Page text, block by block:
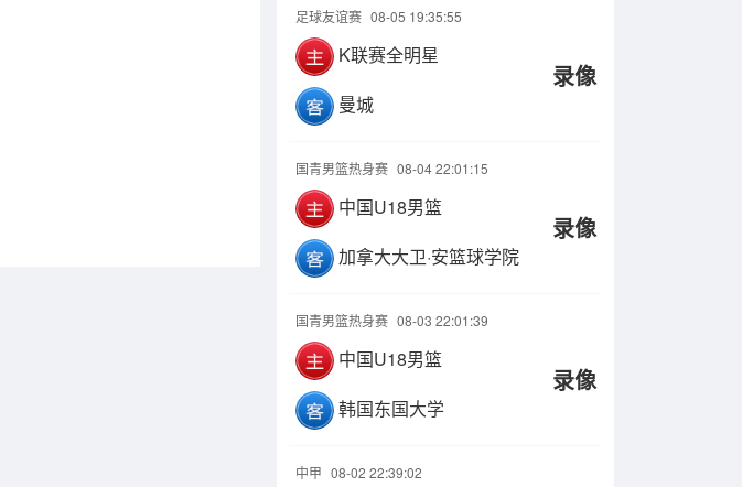
足球友谊赛 08-05 19:35:55
K联赛全明星
曼城
录像
国青男篮热身赛 08-04 22:01:15
中国U18男篮
加拿大大卫·安篮球学院
录像
国青男篮热身赛 08-03 22:01:39
中国U18男篮
韩国东国大学
录像
中甲 08-02 22:39:02